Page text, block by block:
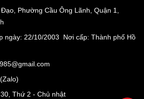
Phường Cầu Ông Lãnh, Quận 1,
ngày: 22/10/2003 Nơi cấp: Thành phố Hồ
(Zalo)
Thứ 2 - Chủ nhật